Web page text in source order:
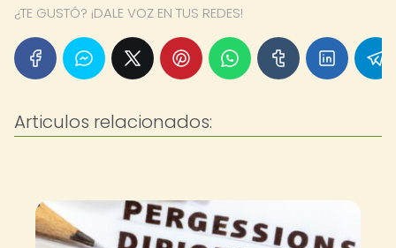
¿TE GUSTÓ? ¡DALE VOZ EN TUS REDES!
Articulos relacionados: